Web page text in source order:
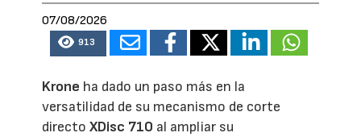
07/08/2026
913
Krone ha dado un paso más en la
versatilidad de su mecanismo de corte
directoXDisc 710 al ampliar su